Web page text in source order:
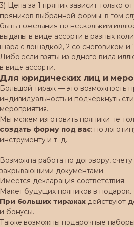
3) Цена за 1 пряник зависит только
пряников выбранной формы: в том
быть пожелания по нескольким
выданы в виде ассорти в разных
шара с лошадкой, 2 со снеговиком и
Либо если взяты из одного вида
в виде ассорти.
Для юридических лиц и
Большой тираж — это возможность
индивидуальность и подчеркнуть
мероприятия.
Мы можем изготовить пряники не
создать форму под вас: по
инструменту и т. д.
Возможна работа по договору,
закрывающими документами.
Имеется декларация соответствия.
Макет будущих пряников в подарок.
При больших тиражах действуют
и бонусы.
Также возможны подарочные